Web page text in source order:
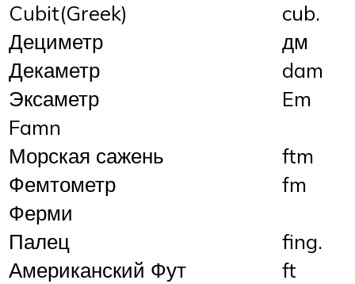
Cubit(Greek)
cub.
Дециметр
дм
Декаметр
dam
Эксаметр
Em
Famn
Морская сажень
ftm
Фемтометр
fm
Ферми
Палец
fing.
Американский Фут
ft